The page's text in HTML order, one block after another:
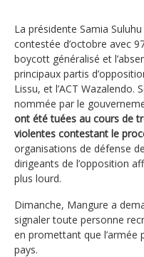
La présidente Samia
contestée d’octobre avec
boycott généralisé et
principaux partis
Lissu, et l’ACT Wazalendo.
nommée par le
ont été tuées au cours de
violentes contestant le
organisations de défense
dirigeants de l’opposition
plus lourd.
Dimanche, Mangure a
signaler toute personne
en promettant que l’armée
pays.